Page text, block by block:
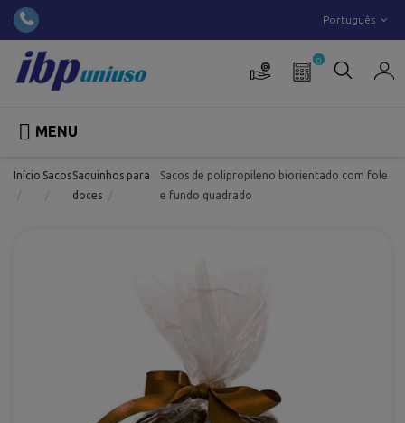
Português
0
 MENU
Início SacosSaquinhos para
doces
Sacos de polipropileno biorientado com fole
e fundo quadrado